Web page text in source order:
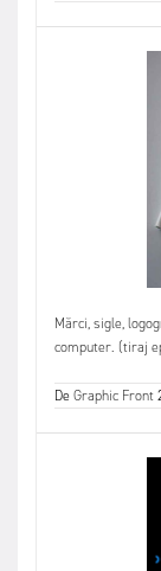
Mărci, sigle,
computer. (tiraj
DeGraphic Front